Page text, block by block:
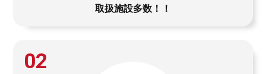
取扱施設多数！！
02